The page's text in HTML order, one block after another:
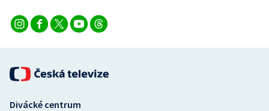
Ostatní
Divácké centrum